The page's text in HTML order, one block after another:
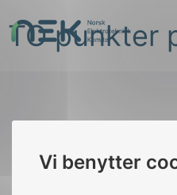
Vi benytter
til
innhold
NEK
Søk
TO punkter